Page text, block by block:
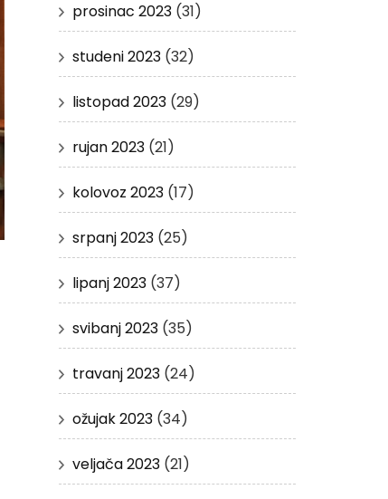
prosinac 2023(31)
studeni 2023(32)
listopad 2023(29)
rujan 2023(21)
kolovoz 2023(17)
srpanj 2023(25)
lipanj 2023(37)
svibanj 2023(35)
travanj 2023(24)
ožujak 2023(34)
veljača 2023(21)